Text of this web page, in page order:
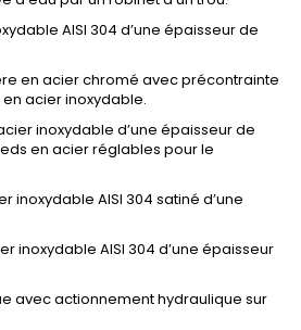
AISI 304 d’une épaisseur de
en acier chromé avec précontrainte
acier inoxydable.
inoxydable d’une épaisseur de
en acier réglables pour le
inoxydable AISI 304 satiné d’une
inoxydable AISI 304 d’une épaisseur
avec actionnement hydraulique sur